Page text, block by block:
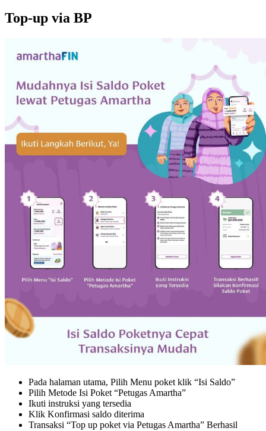
Top-up via BP
Pada halaman utama, Pilih Menu poket klik “Isi Saldo”
Pilih Metode Isi Poket “Petugas Amartha”
Ikuti instruksi yang tersedia
Klik Konfirmasi saldo diterima
Transaksi “Top up poket via Petugas Amartha” Berhasil